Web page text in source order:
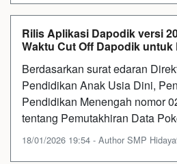
Rilis Aplikasi Dapodik versi
Waktu Cut Off Dapodik untuk
Berdasarkan surat edaran
Pendidikan Anak Usia Dini,
Pendidikan Menengah nomor
tentang Pemutakhiran Data
18/01/2026 19:54 - Author SMP